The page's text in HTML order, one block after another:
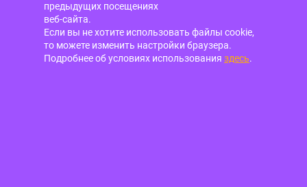
предыдущих посещениях
веб-сайта.
Если вы не хотите использовать файлы cookie,
то можете изменить настройки браузера.
Подробнее об условиях использования здесь.